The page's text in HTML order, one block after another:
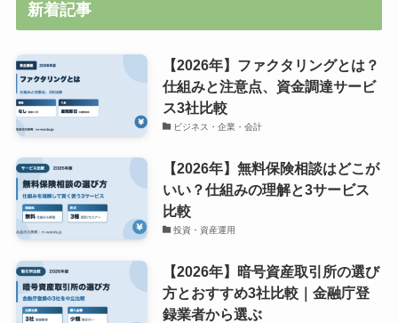
新着記事
【2026年】ファクタリングとは？
仕組みと注意点、資金調達サービ
ス3社比較
ビジネス・企業・会計
【2026年】無料保険相談はどこが
いい？仕組みの理解と3サービス
比較
投資・資産運用
【2026年】暗号資産取引所の選び
方とおすすめ3社比較｜金融庁登
録業者から選ぶ